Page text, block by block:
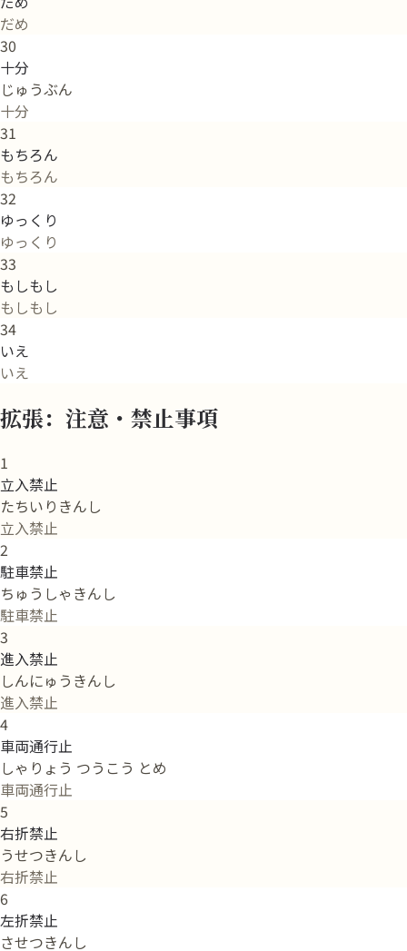
だめ
30
十分
じゅうぶん
十分
31
もちろん
もちろん
32
ゆっくり
ゆっくり
33
もしもし
もしもし
34
いえ
いえ
拡張：注意・禁止事項
1
立入禁止
たちいりきんし
立入禁止
2
駐車禁止
ちゅうしゃきんし
駐車禁止
3
進入禁止
しんにゅうきんし
進入禁止
4
車両通行止
しゃりょう つうこう とめ
車両通行止
5
右折禁止
うせつきんし
右折禁止
6
左折禁止
させつきんし